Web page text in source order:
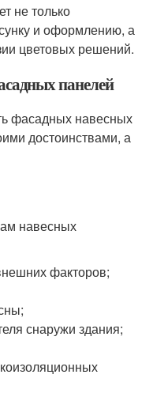
не только
и оформлению, а
цветовых решений.
панелей
фасадных навесных
достоинствами, а
навесных
факторов;
снаружи здания;